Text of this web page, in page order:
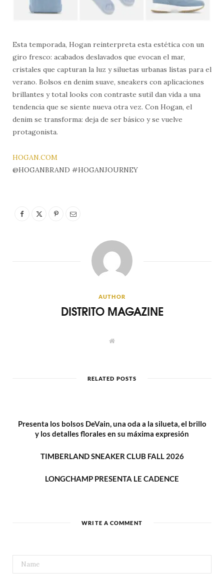
Esta temporada, Hogan reinterpreta esta estética con un
giro fresco: acabados deslavados que evocan el mar,
cristales que capturan la luz y siluetas urbanas listas para el
verano. Bolsos en denim suave, sneakers con aplicaciones
brillantes y total looks con contraste sutil dan vida a una
tendencia que se siente nueva otra vez. Con Hogan, el
denim se transforma: deja de ser básico y se vuelve
protagonista.
HOGAN.COM
@HOGANBRAND #HOGANJOURNEY
AUTHOR
DISTRITO MAGAZINE
W
e
RELATED POSTS
Presenta los bolsos DeVain, una oda a la silueta, el brillo
y los detalles florales en su máxima expresión
TIMBERLAND SNEAKER CLUB FALL 2026
LONGCHAMP PRESENTA LE CADENCE
WRITE A COMMENT